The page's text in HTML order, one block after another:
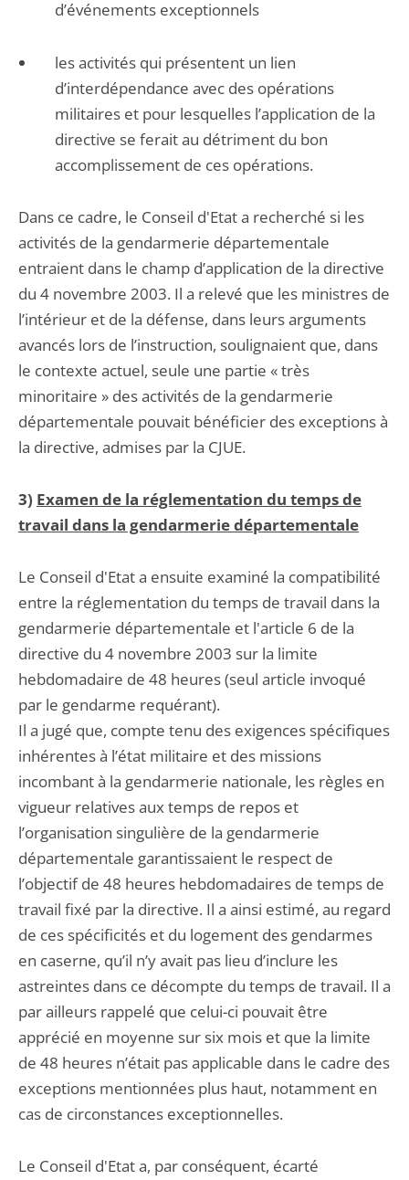
d’événements exceptionnels
les activités qui présentent un lien
d’interdépendance avec des opérations
militaires et pour lesquelles l’application de la
directive se ferait au détriment du bon
accomplissement de ces opérations.
Dans ce cadre, le Conseil d'Etat a recherché si les
activités de la gendarmerie départementale
entraient dans le champ d’application de la directive
du 4 novembre 2003. Il a relevé que les ministres de
l’intérieur et de la défense, dans leurs arguments
avancés lors de l’instruction, soulignaient que, dans
le contexte actuel, seule une partie « très
minoritaire » des activités de la gendarmerie
départementale pouvait bénéficier des exceptions à
la directive, admises par la CJUE.
3) Examen de la réglementation du temps de
travail dans la gendarmerie départementale
Le Conseil d'Etat a ensuite examiné la compatibilité
entre la réglementation du temps de travail dans la
gendarmerie départementale et l'article 6 de la
directive du 4 novembre 2003 sur la limite
hebdomadaire de 48 heures (seul article invoqué
par le gendarme requérant).
Il a jugé que, compte tenu des exigences spécifiques
inhérentes à l’état militaire et des missions
incombant à la gendarmerie nationale, les règles en
vigueur relatives aux temps de repos et
l’organisation singulière de la gendarmerie
départementale garantissaient le respect de
l’objectif de 48 heures hebdomadaires de temps de
travail fixé par la directive. Il a ainsi estimé, au regard
de ces spécificités et du logement des gendarmes
en caserne, qu’il n’y avait pas lieu d’inclure les
astreintes dans ce décompte du temps de travail. Il a
par ailleurs rappelé que celui-ci pouvait être
apprécié en moyenne sur six mois et que la limite
de 48 heures n’était pas applicable dans le cadre des
exceptions mentionnées plus haut, notamment en
cas de circonstances exceptionnelles.
Le Conseil d'Etat a, par conséquent, écarté